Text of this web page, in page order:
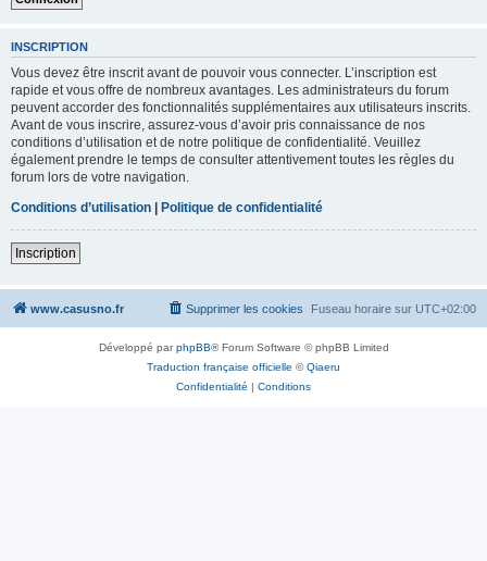
INSCRIPTION
Vous devez être inscrit avant de pouvoir vous connecter. L’inscription est
rapide et vous offre de nombreux avantages. Les administrateurs du forum
peuvent accorder des fonctionnalités supplémentaires aux utilisateurs inscrits.
Avant de vous inscrire, assurez-vous d’avoir pris connaissance de nos
conditions d’utilisation et de notre politique de confidentialité. Veuillez
également prendre le temps de consulter attentivement toutes les règles du
forum lors de votre navigation.
Conditions d’utilisation | Politique de confidentialité
Inscription
www.casusno.fr Fuseau horaire sur UTC+02:00
Supprimer les cookies
Développé parphpBB® Forum Software © phpBB Limited
Traduction française officielle ©Qiaeru
Confidentialité | Conditions